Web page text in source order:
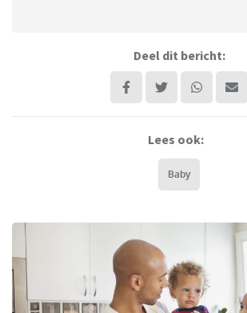
Deel dit bericht:
Lees ook:
Baby